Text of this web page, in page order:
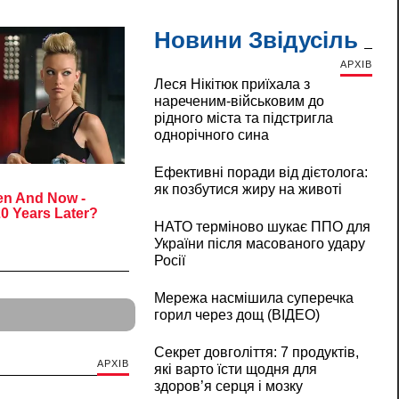
АРХІВ
Новини Звідусіль
АРХІВ
Леся Нікітюк приїхала з
нареченим-військовим до
рідного міста та підстригла
однорічного сина
Ефективні поради від дієтолога:
як позбутися жиру на животі
НАТО терміново шукає ППО для
України після масованого удару
Росії
Мережа насмішила суперечка
горил через дощ (ВІДЕО)
Секрет довголіття: 7 продуктів,
які варто їсти щодня для
здоров’я серця і мозку